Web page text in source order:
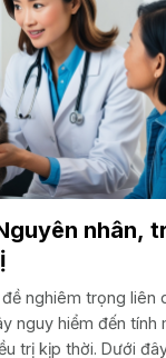
nhân,
nghiêm trọng liên
nguy hiểm đến tính
trị kịp thời. Dưới